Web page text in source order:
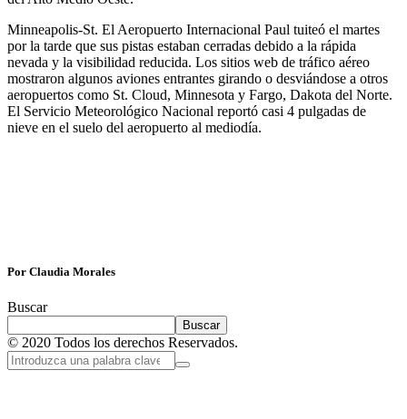
Minneapolis-St. El Aeropuerto Internacional Paul tuiteó el martes
por la tarde que sus pistas estaban cerradas debido a la rápida
nevada y la visibilidad reducida. Los sitios web de tráfico aéreo
mostraron algunos aviones entrantes girando o desviándose a otros
aeropuertos como St. Cloud, Minnesota y Fargo, Dakota del Norte.
El Servicio Meteorológico Nacional reportó casi 4 pulgadas de
nieve en el suelo del aeropuerto al mediodía.
Por Claudia Morales
Buscar
Buscar
© 2020 Todos los derechos Reservados.